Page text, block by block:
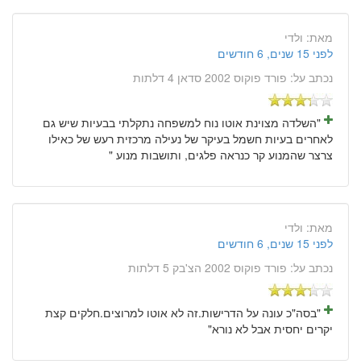
מאת: ולדי
לפני 15 שנים, 6 חודשים
נכתב על: פורד פוקוס 2002 סדאן 4 דלתות
"השלדה מצוינת אוטו נוח למשפחה נתקלתי בבעיות שיש גם
לאחרים בעיות חשמל בעיקר של נעילה מרכזית רעש של כאילו
צרצר שהמנוע קר כנראה פלגים, ותושבות מנוע "
מאת: ולדי
לפני 15 שנים, 6 חודשים
נכתב על: פורד פוקוס 2002 הצ'בק 5 דלתות
"בסה"כ עונה על הדרישות.זה לא אוטו למרוצים.חלקים קצת
יקרים יחסית אבל לא נורא"